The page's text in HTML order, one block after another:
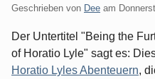
Geschrieben von Dee am
Der Untertitel "Being the
of Horatio Lyle" sagt es:
Horatio Lyles Abenteuern,